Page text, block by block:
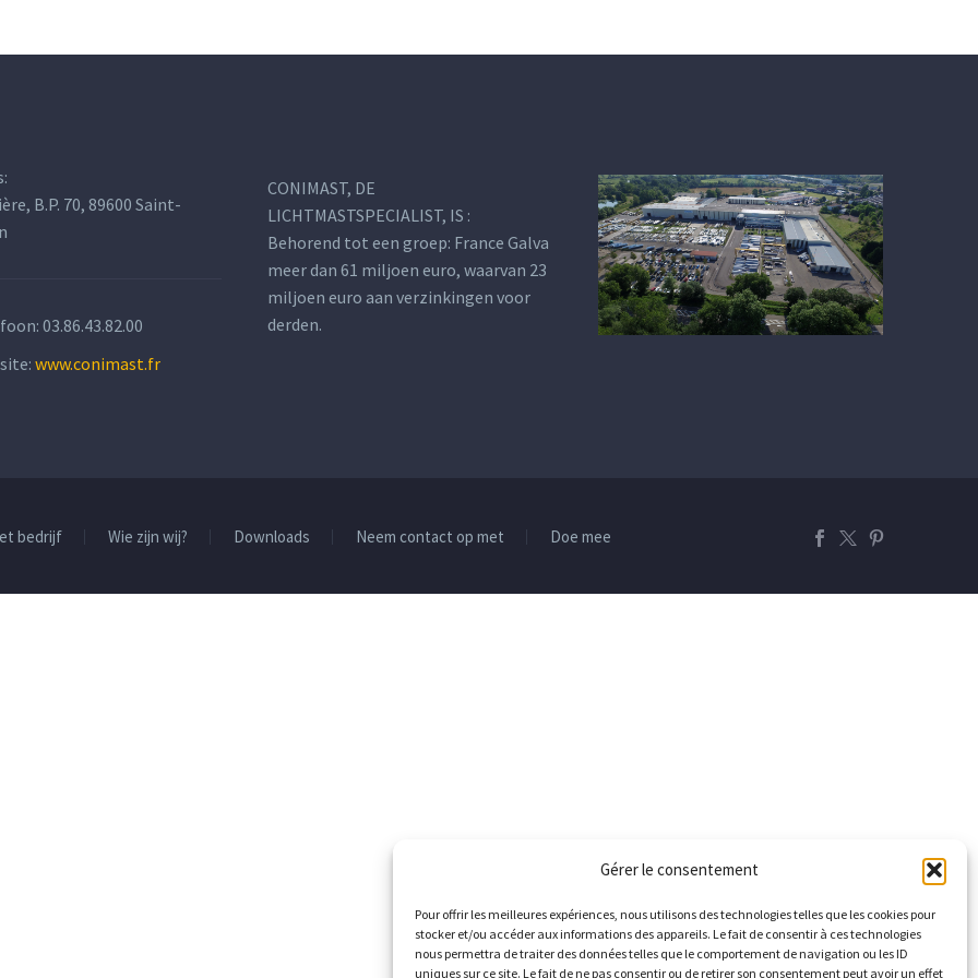
Gérer le consentement
Pour offrir les meilleures expériences, nous utilisons des technologies telles que les cookies pour
stocker et/ou accéder aux informations des appareils. Le fait de consentir à ces technologies
nous permettra de traiter des données telles que le comportement de navigation ou les ID
uniques sur ce site. Le fait de ne pas consentir ou de retirer son consentement peut avoir un effet
B.P. 70, 89600 Saint-
03.86.43.82.00
www.conimast.fr
CONIMAST, DE
LICHTMASTSPECIALIST, IS :
Behorend tot een groep: France Galva
meer dan 61 miljoen euro, waarvan 23
miljoen euro aan verzinkingen voor
derden.
bedrijf Wie zijn wij? Downloads Neem contact op met Doe mee